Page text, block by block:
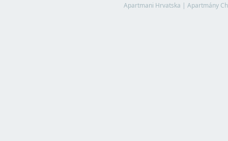
Apartmani Hrvatska | Apartmány